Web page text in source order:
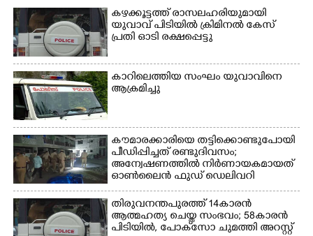
കഴക്കൂട്ടത്ത് രാസലഹരിയുമായി
യുവാവ് പിടിയിൽ ക്രിമിനൽ കേസ്
പ്രതി ഓടി രക്ഷപ്പെട്ടു
കാറിലെത്തിയ സംഘം യുവാവിനെ
ആക്രമിച്ചു
കൗമാരക്കാരിയെ തട്ടിക്കൊണ്ടുപോയി
പീഡിപ്പിച്ചത് രണ്ടുദിവസം;
അന്വേഷണത്തിൽ നിർണായകമായത്
ഓൺലൈൻ ഫുഡ് ഡെലിവറി
തിരുവനന്തപുരത്ത് 14കാരൻ
ആത്മഹത്യ ചെയ്ത സംഭവം; 58കാരൻ
പിടിയിൽ, പോക്‌സോ ചുമത്തി അറസ്റ്റ്